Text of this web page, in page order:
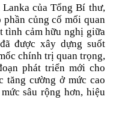
của Tổng Bí thư,
củng cố mối quan
tình cảm hữu nghị giữa
được xây dựng suốt
chính trị quan trọng,
phát triển mới cho
cường ở mức cao
sâu rộng hơn, hiệu